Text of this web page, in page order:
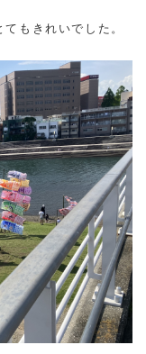
もきれいでした。